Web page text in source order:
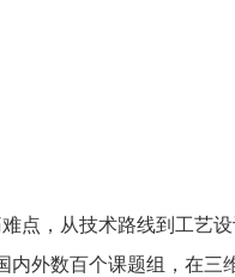
点，从技术路线到工艺
外数百个课题组，在三